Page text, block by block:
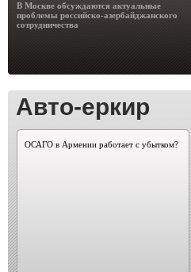
В Москве обсуждаются актуальные
проблемы российско-азербайджанского
сотрудничества
Авто-еркир
ОСАГО в Армении работает с убытком?